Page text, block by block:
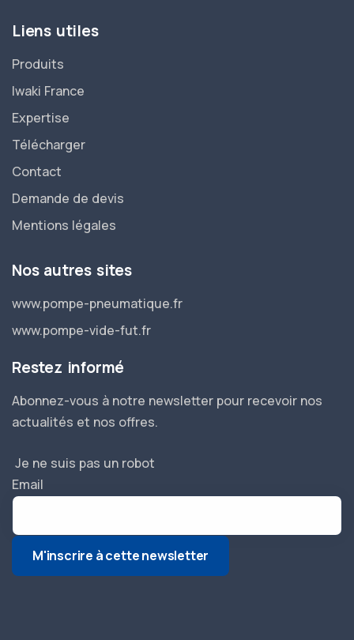
Liens utiles
Produits
Iwaki France
Expertise
Télécharger
Contact
Demande de devis
Mentions légales
Nos autres sites
www.pompe-pneumatique.fr
www.pompe-vide-fut.fr
Restez informé
Abonnez-vous à notre newsletter pour recevoir nos
actualités et nos offres.
Je ne suis pas un robot
Email